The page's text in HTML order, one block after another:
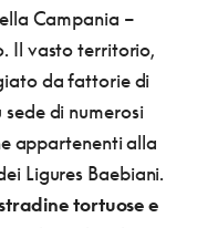
Campania –
Il vasto territorio,
da fattorie di
di numerosi
appartenenti alla
Ligures Baebiani.
tortuose e